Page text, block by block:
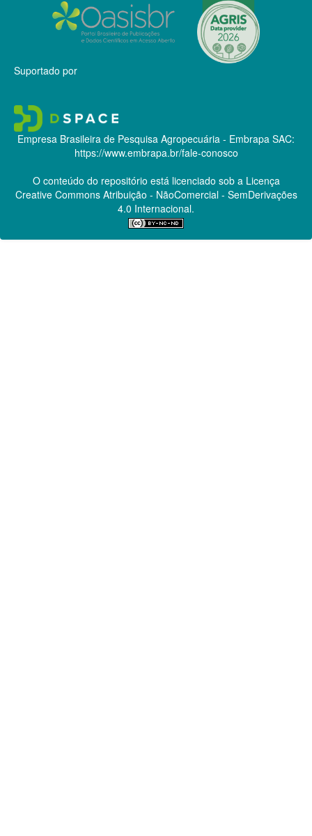
Suportado por
Empresa Brasileira de Pesquisa Agropecuária - Embrapa SAC:
https://www.embrapa.br/fale-conosco
O conteúdo do repositório está licenciado sob a Licença
Creative CommonsAtribuição - NãoComercial - SemDerivações
4.0 Internacional.